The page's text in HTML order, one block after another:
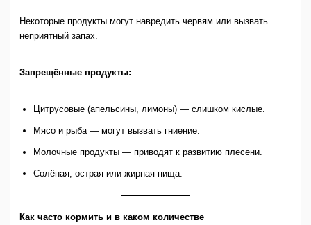
Некоторые продукты могут навредить червям или вызвать
неприятный запах.
Запрещённые продукты:
Цитрусовые (апельсины, лимоны) — слишком кислые.
Мясо и рыба — могут вызвать гниение.
Молочные продукты — приводят к развитию плесени.
Солёная, острая или жирная пища.
Как часто кормить и в каком количестве